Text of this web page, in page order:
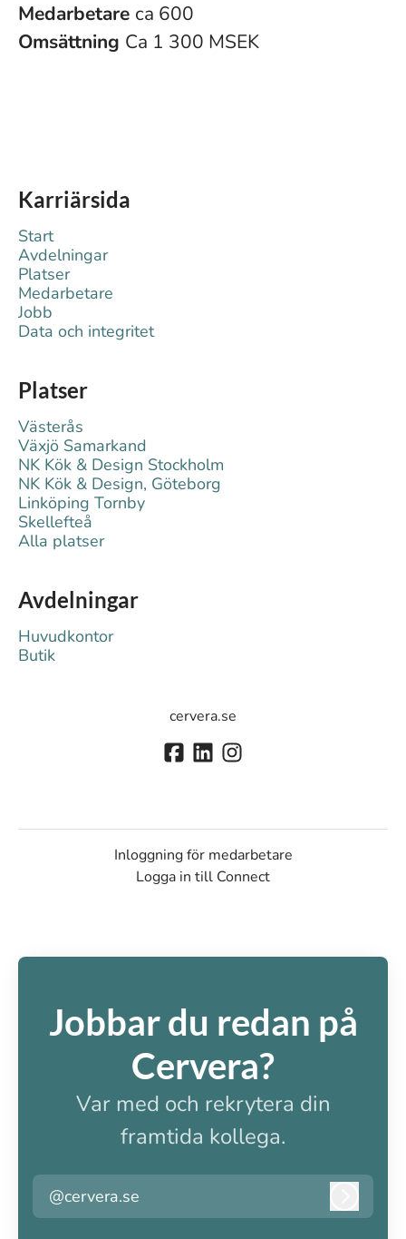
Medarbetare ca 600
Omsättning Ca 1 300 MSEK
Karriärsida
Start
Avdelningar
Platser
Medarbetare
Jobb
Data och integritet
Platser
Västerås
Växjö Samarkand
NK Kök & Design Stockholm
NK Kök & Design, Göteborg
Linköping Tornby
Skellefteå
Alla platser
Avdelningar
Huvudkontor
Butik
cervera.se
Inloggning för medarbetare
Logga in till Connect
Jobbar du redan på
Cervera?
Var med och rekrytera din
framtida kollega.
@cervera.se